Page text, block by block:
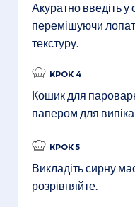
Акуратно введіть у
перемішуючи
текстуру.
КРОК 4
Кошик для
папером для
КРОК 5
Викладіть сирну
розрівняйте.